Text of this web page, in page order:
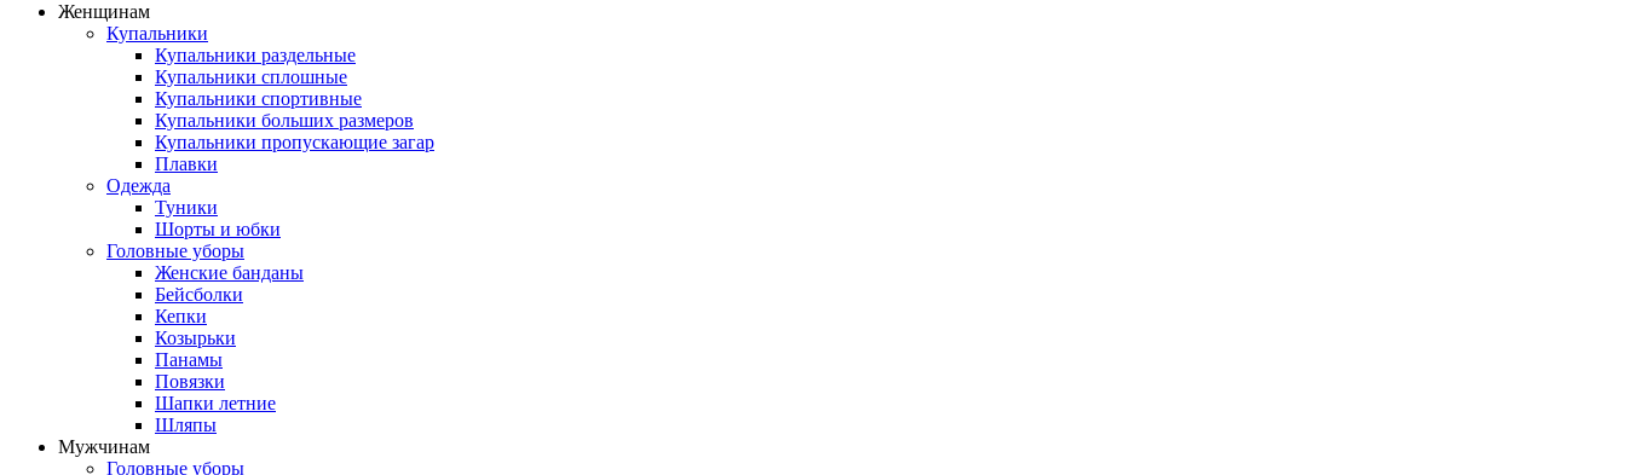
Женщинам
Купальники
Купальники раздельные
Купальники сплошные
Купальники спортивные
Купальники больших размеров
Купальники пропускающие загар
Плавки
Одежда
Туники
Шорты и юбки
Головные уборы
Женские банданы
Бейсболки
Кепки
Козырьки
Панамы
Повязки
Шапки летние
Шляпы
Мужчинам
Головные уборы